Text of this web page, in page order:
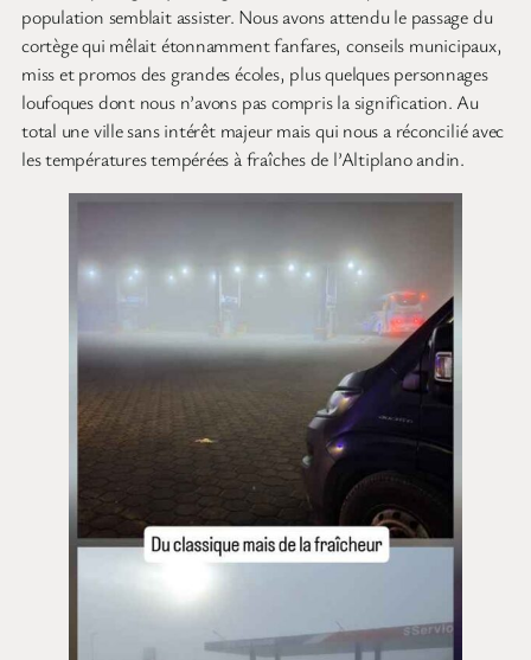
population semblait assister. Nous avons attendu le passage du
cortège qui mêlait étonnamment fanfares, conseils municipaux,
miss et promos des grandes écoles, plus quelques personnages
loufoques dont nous n’avons pas compris la signification. Au
total une ville sans intérêt majeur mais qui nous a réconcilié avec
les températures tempérées à fraîches de l’Altiplano andin.